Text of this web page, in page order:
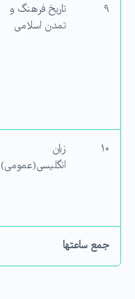
۹
تاریخ فرهنگ و
تمدن اسلامی
۱۰
زبان
انگلیسی(عمومی)۱و۲
جمع ساعت­ها